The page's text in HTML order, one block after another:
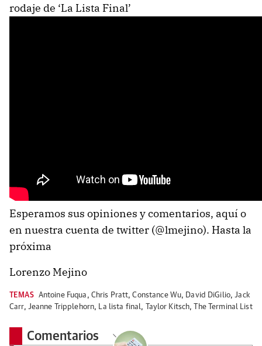
rodaje de ‘La Lista Final’
Esperamos sus opiniones y comentarios, aquí o
en nuestra cuenta de twitter (@lmejino). Hasta la
próxima
Lorenzo Mejino
TEMAS Antoine Fuqua , Chris Pratt,Constance Wu, David DiGilio,Jack
Carr, Jeanne Tripplehorn, La lista final, Taylor Kitsch, The Terminal List
Comentarios